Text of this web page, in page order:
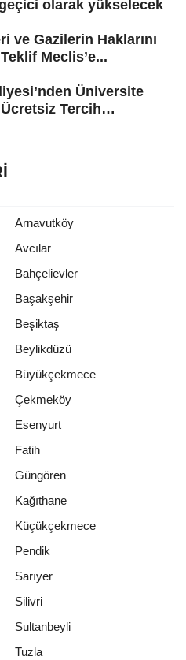
olarak yükselecek
ve Gazilerin Haklarını
Meclis’e...
Üniversite
Tercih
Arnavutköy
Avcılar
Bahçelievler
Başakşehir
Beşiktaş
Beylikdüzü
Büyükçekmece
Çekmeköy
Esenyurt
Fatih
Güngören
Kağıthane
Küçükçekmece
Pendik
Sarıyer
Silivri
Sultanbeyli
Tuzla